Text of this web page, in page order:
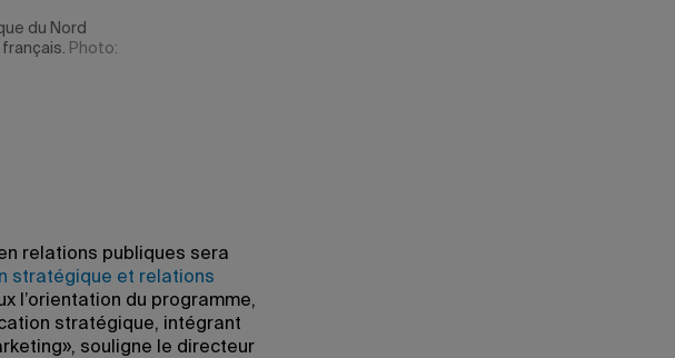
du Nord
Photo:
relations publiques sera
stratégique et relations
l’orientation du programme,
stratégique, intégrant
souligne le directeur